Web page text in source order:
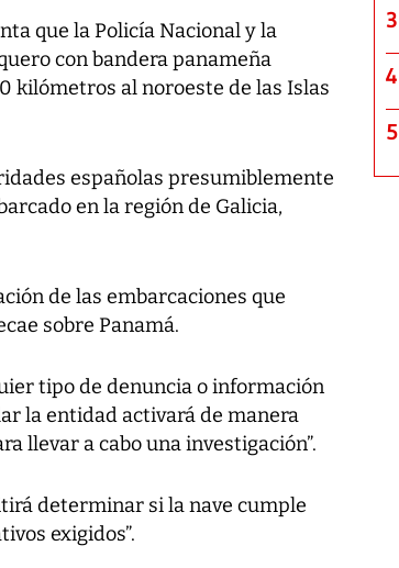
que la Policía Nacional y la
con bandera panameña
kilómetros al noroeste de las Islas
españolas presumiblemente
en la región de Galicia,
de las embarcaciones que
sobre Panamá.
tipo de denuncia o información
la entidad activará de manera
llevar a cabo una investigación”.
determinar si la nave cumple
exigidos”.
3
4
5